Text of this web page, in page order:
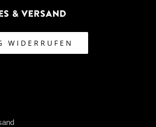
& Versand
WIDERRUFEN